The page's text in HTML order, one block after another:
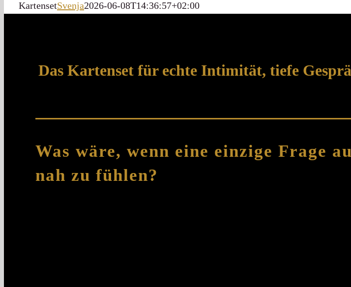
KartensetSvenja2026-06-08T14:36:57+02:00
Das Kartenset für echte Intimität, tiefe
Was wäre, wenn eine einzige Frage
nah zu fühlen?